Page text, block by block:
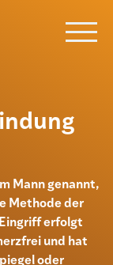
Mann genannt,
Methode der
erfolgt
und hat
oder